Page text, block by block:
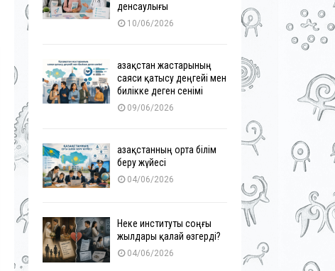
денсаулығы
10/06/2026
Қазақстан жастарының
саяси қатысу деңгейі мен
билікке деген сенімі
09/06/2026
Қазақстанның орта білім
беру жүйесі
04/06/2026
Неке институты соңғы
жылдары қалай өзгерді?
04/06/2026